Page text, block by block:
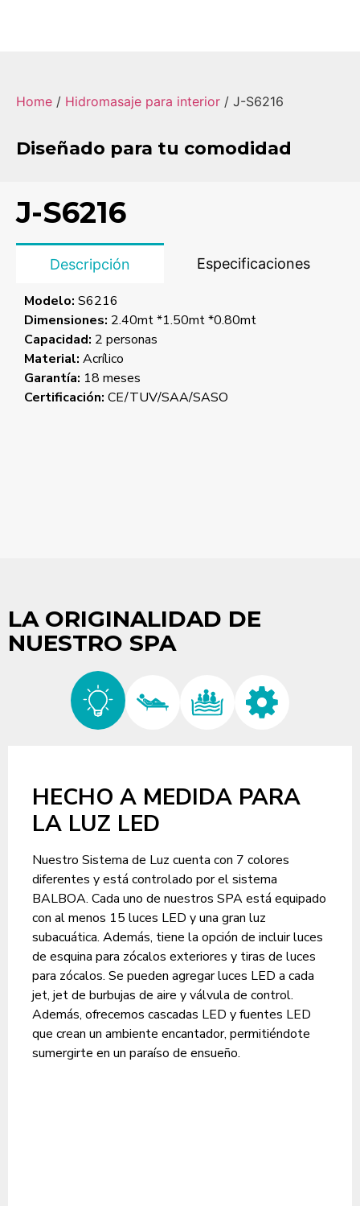
Home / Hidromasaje para interior / J-S6216
Diseñado para tu comodidad
J-S6216
Descripción Especificaciones
Modelo: S6216
Dimensiones: 2.40mt *1.50mt *0.80mt
Capacidad: 2 personas
Material: Acrílico
Garantía: 18 meses
Certificación: CE/TUV/SAA/SASO
LA ORIGINALIDAD DE
NUESTRO SPA
HECHO A MEDIDA PARA
LA LUZ LED
Nuestro Sistema de Luz cuenta con 7 colores
diferentes y está controlado por el sistema
BALBOA. Cada uno de nuestros SPA está equipado
con al menos 15 luces LED y una gran luz
subacuática. Además, tiene la opción de incluir luces
de esquina para zócalos exteriores y tiras de luces
para zócalos. Se pueden agregar luces LED a cada
jet, jet de burbujas de aire y válvula de control.
Además, ofrecemos cascadas LED y fuentes LED
que crean un ambiente encantador, permitiéndote
sumergirte en un paraíso de ensueño.